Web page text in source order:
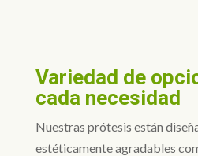
Variedad de
cada necesidad
Nuestras prótesis están
estéticamente agradables